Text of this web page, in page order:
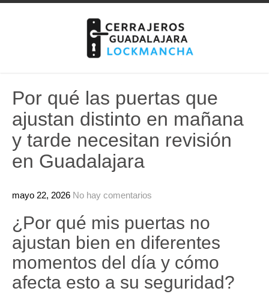
Por qué las puertas que
ajustan distinto en mañana
y tarde necesitan revisión
en Guadalajara
mayo 22, 2026 No hay comentarios
¿Por qué mis puertas no
ajustan bien en diferentes
momentos del día y cómo
afecta esto a su seguridad?